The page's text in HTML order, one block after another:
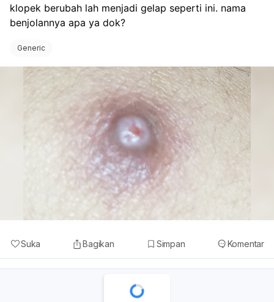
klopek berubah lah menjadi gelap seperti ini. nama
benjolannya apa ya dok?
Generic
Suka Bagikan Simpan Komentar